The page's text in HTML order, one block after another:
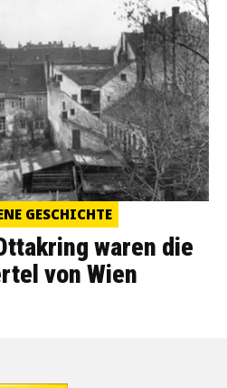
GESCHICHTE
waren die
von Wien